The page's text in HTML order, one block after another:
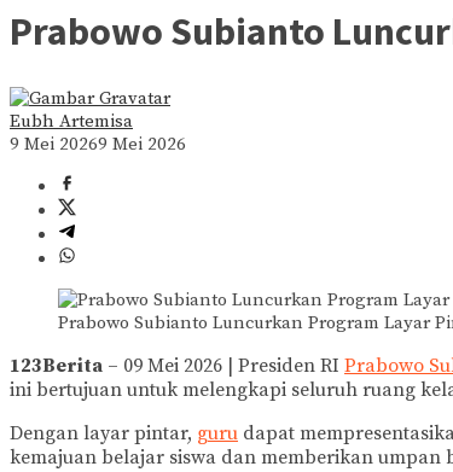
Prabowo Subianto
Eubh Artemisa
9 Mei 20269 Mei 2026
Prabowo Subianto Luncurkan Program Layar
123Berita – 09 Mei 2026 | Presiden RI Prabowo
ini bertujuan untuk melengkapi seluruh ruang
Dengan layar pintar, guru dapat
kemajuan belajar siswa dan memberikan umpan